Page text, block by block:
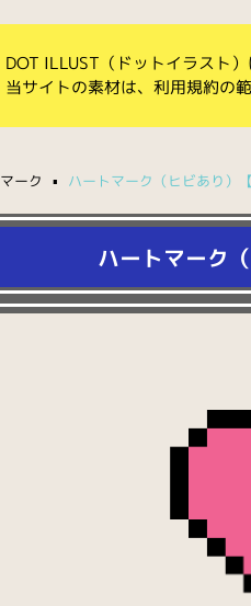
DOT ILLUST（ドットイラスト
当サイトの素材は、利用規約の
マーク ハートマーク（ヒビあり）
ハートマーク